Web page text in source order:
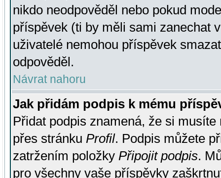
nikdo neodpověděl nebo pokud
příspěvek (ti by měli sami zanechat
uživatelé nemohou příspěvek
odpověděl.
Návrat nahoru
Jak přidám podpis k mému
Přidat podpis znamená, že si
přes stránku Profil. Podpis můžete
zatržením položky Připojit podpis.
pro všechny vaše příspěvky